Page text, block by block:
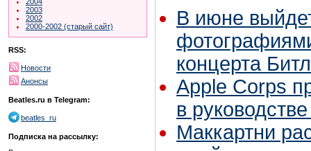
2003
2002
2000-2002 (старый сайт)
RSS:
Новости
Анонсы
Beatles.ru в Telegram:
beatles_ru
Подписка на рассылку:
В июне
концерта
Apple Corps
в
Маккартни